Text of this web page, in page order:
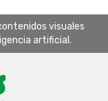
visuales
artificial.